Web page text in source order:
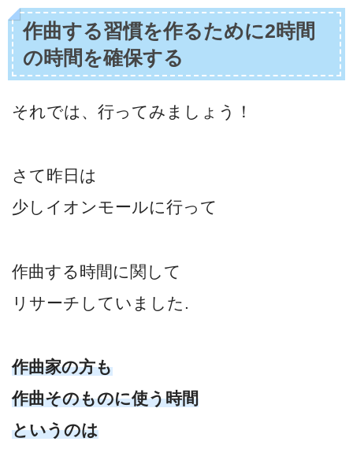
作曲する習慣を作るために2時間
の時間を確保する
それでは、行ってみましょう！
さて昨日は
少しイオンモールに行って
作曲する時間に関して
リサーチしていました.
作曲家の方も
作曲そのものに使う時間
というのは